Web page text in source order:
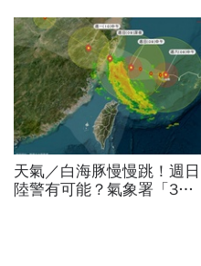
飛沖繩！台鐵高鐵公路管制
不斷更新
天氣／白海豚慢慢跳！週日
陸警有可能？氣象署「3字